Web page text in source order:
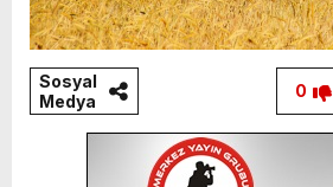
Sosyal
Medya
0